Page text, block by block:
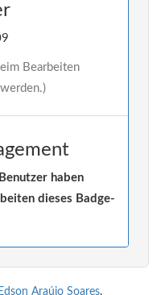
Bearbeiten
haben
dieses Badge-
Edson Araújo Soares.